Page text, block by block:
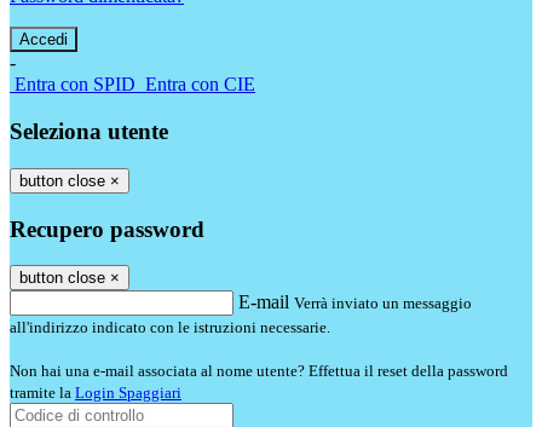
-
Entra con SPID Entra con CIE
Seleziona utente
button close ×
Recupero password
button close ×
E-mail Verrà inviato un messaggio
all'indirizzo indicato con le istruzioni necessarie.
Non hai una e-mail associata al nome utente? Effettua il reset della password
tramite la Login Spaggiari